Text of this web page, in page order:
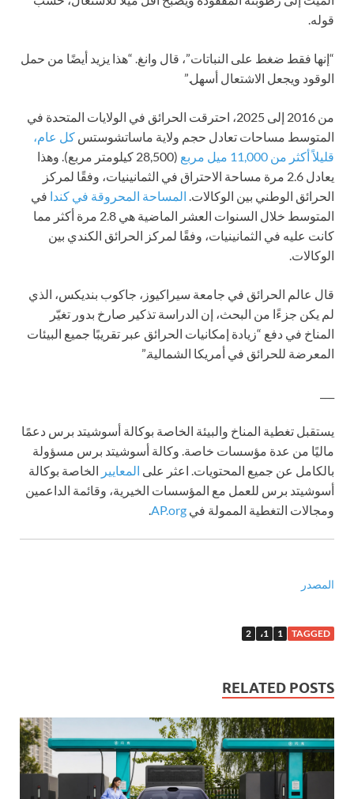
قوله.
“إنها فقط ضغط على النباتات”، قال وانغ. “هذا يزيد أيضًا من حمل
الوقود ويجعل الاشتعال أسهل.”
من 2016 إلى 2025، احترقت الحرائق في الولايات المتحدة في
المتوسط مساحات تعادل حجم ولاية ماساتشوستس كل عام،
قليلاً أكثر من 11,000 ميل مربع
(28,500 كيلومتر مربع). وهذا
يعادل 2.6 مرة مساحة الاحتراق في الثمانينيات، وفقًا لمركز
الحرائق الوطني بين الوكالات. المساحة المحروقة في كندا في
المتوسط خلال السنوات العشر الماضية هي 2.8 مرة أكثر مما
كانت عليه في الثمانينيات، وفقًا لمركز الحرائق الكندي بين
الوكالات.
قال عالم الحرائق في جامعة سيراكيوز، جاكوب بنديكس، الذي
لم يكن جزءًا من البحث، إن الدراسة تذكير صارخ بدور تغيّر
المناخ في دفع “زيادة إمكانيات الحرائق عبر تقريبًا جميع البيئات
المعرضة للحرائق في أمريكا الشمالية.”
يستقبل تغطية المناخ والبيئة الخاصة بوكالة أسوشيتد برس دعمًا
ماليًا من عدة مؤسسات خاصة. وكالة أسوشيتد برس مسؤولة
بالكامل عن جميع المحتويات. اعثر على المعايير الخاصة بوكالة
أسوشيتد برس للعمل مع المؤسسات الخيرية، وقائمة الداعمين
ومجالات التغطية الممولة في AP.org
.
المصدر
TAGGED
1 1، 2
RELATED POSTS